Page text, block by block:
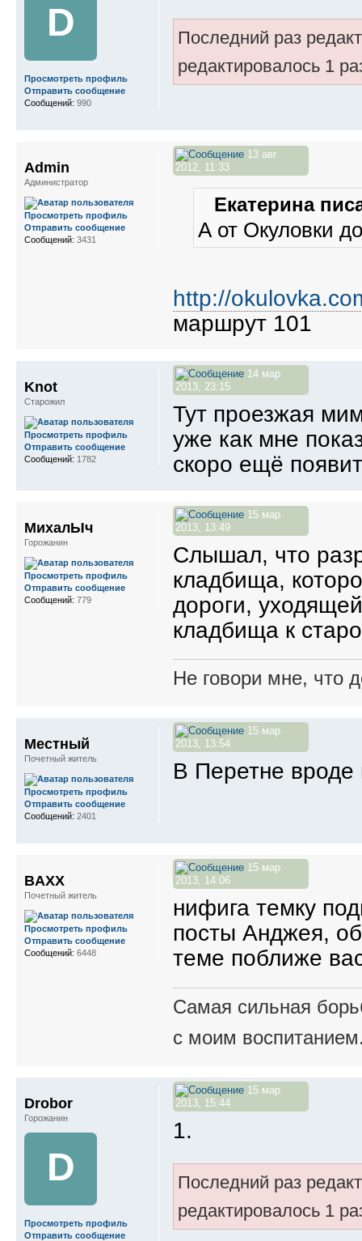
Последний раз
редактировалось 1
D
Просмотреть профиль
Отправить сообщение
Сообщений: 990
13 авг
2012, 11:33
Екатерина
А от Окуловки
http://
маршрут 101
Admin
Администратор
Просмотреть профиль
Отправить сообщение
Сообщений: 3431
14 мар
2013, 23:15
Тут проезжая
уже как мне
скоро ещё
Knot
Старожил
Просмотреть профиль
Отправить сообщение
Сообщений: 1782
15 мар
2013, 13:49
Слышал, что
кладбища,
дороги,
кладбища к
Не говори мне, что
МихалЫч
Горожанин
Просмотреть профиль
Отправить сообщение
Сообщений: 779
15 мар
2013, 13:54
В Перетне вроде
Местный
Почетный житель
Просмотреть профиль
Отправить сообщение
Сообщений: 2401
15 мар
2013, 14:06
нифига темку
посты Анджея,
теме поближе
Самая сильная
с моим
BAXX
Почетный житель
Просмотреть профиль
Отправить сообщение
Сообщений: 6448
15 мар
2013, 15:44
1.
Последний раз
редактировалось 1
Drobor
Горожанин
D
Просмотреть профиль
Отправить сообщение